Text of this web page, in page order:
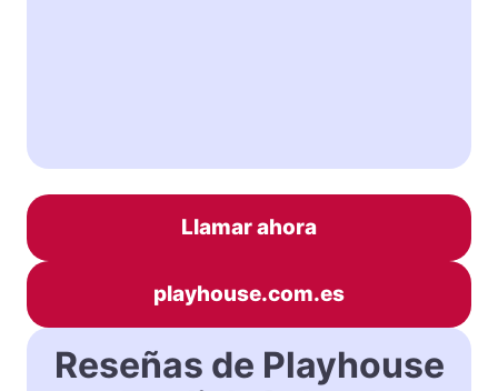
Llamar ahora
playhouse.com.es
Reseñas de Playhouse